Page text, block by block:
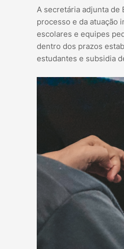
A secretária adjunta de
processo e da atuação
escolares e equipes
dentro dos prazos
estudantes e subsidia